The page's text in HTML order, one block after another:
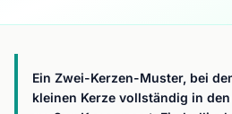
Ein Zwei-Kerzen-Muster, bei
kleinen Kerze vollständig in